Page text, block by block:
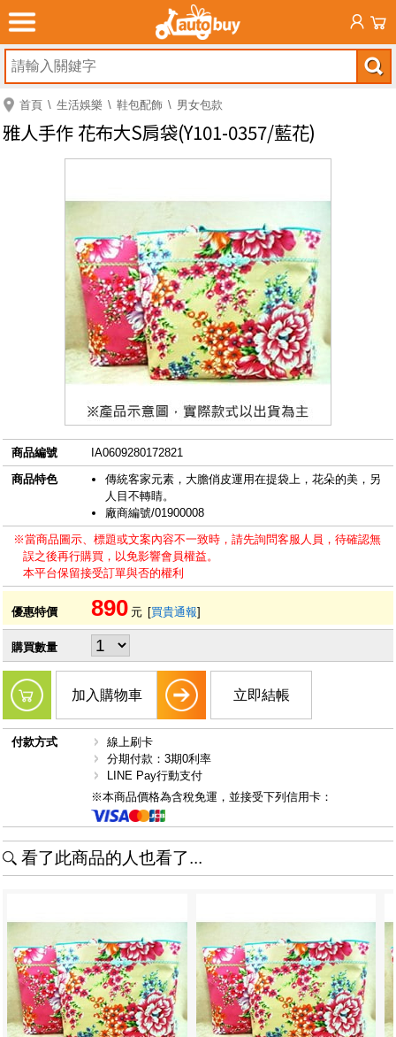
首頁 生活娛樂 鞋包配飾 男女包款
雅人手作 花布大S肩袋(Y101-0357/藍花)
商品編號
IA0609280172821
商品特色
傳統客家元素，大膽俏皮運用在提袋上，花朵的美，另
人目不轉睛。
廠商編號/01900008
※當商品圖示、標題或文案內容不一致時，請先詢問客服人員，待確認無
誤之後再行購買，以免影響會員權益。
本平台保留接受訂單與否的權利
優惠特價 890 元 [買貴通報]
購買數量
加入購物車 立即結帳
付款方式
線上刷卡
分期付款：3期0利率
LINE Pay行動支付
※本商品價格為含稅免運，並接受下列信用卡：
看了此商品的人也看了...